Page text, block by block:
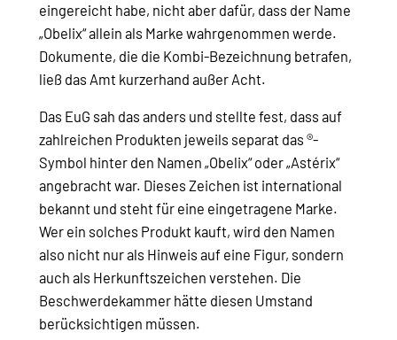
eingereicht habe, nicht aber dafür, dass der Name
„Obelix“ allein als Marke wahrgenommen werde.
Dokumente, die die Kombi-Bezeichnung betrafen,
ließ das Amt kurzerhand außer Acht.
Das EuG sah das anders und stellte fest, dass auf
zahlreichen Produkten jeweils separat das ®-
Symbol hinter den Namen „Obelix“ oder „Astérix“
angebracht war. Dieses Zeichen ist international
bekannt und steht für eine eingetragene Marke.
Wer ein solches Produkt kauft, wird den Namen
also nicht nur als Hinweis auf eine Figur, sondern
auch als Herkunftszeichen verstehen. Die
Beschwerdekammer hätte diesen Umstand
berücksichtigen müssen.